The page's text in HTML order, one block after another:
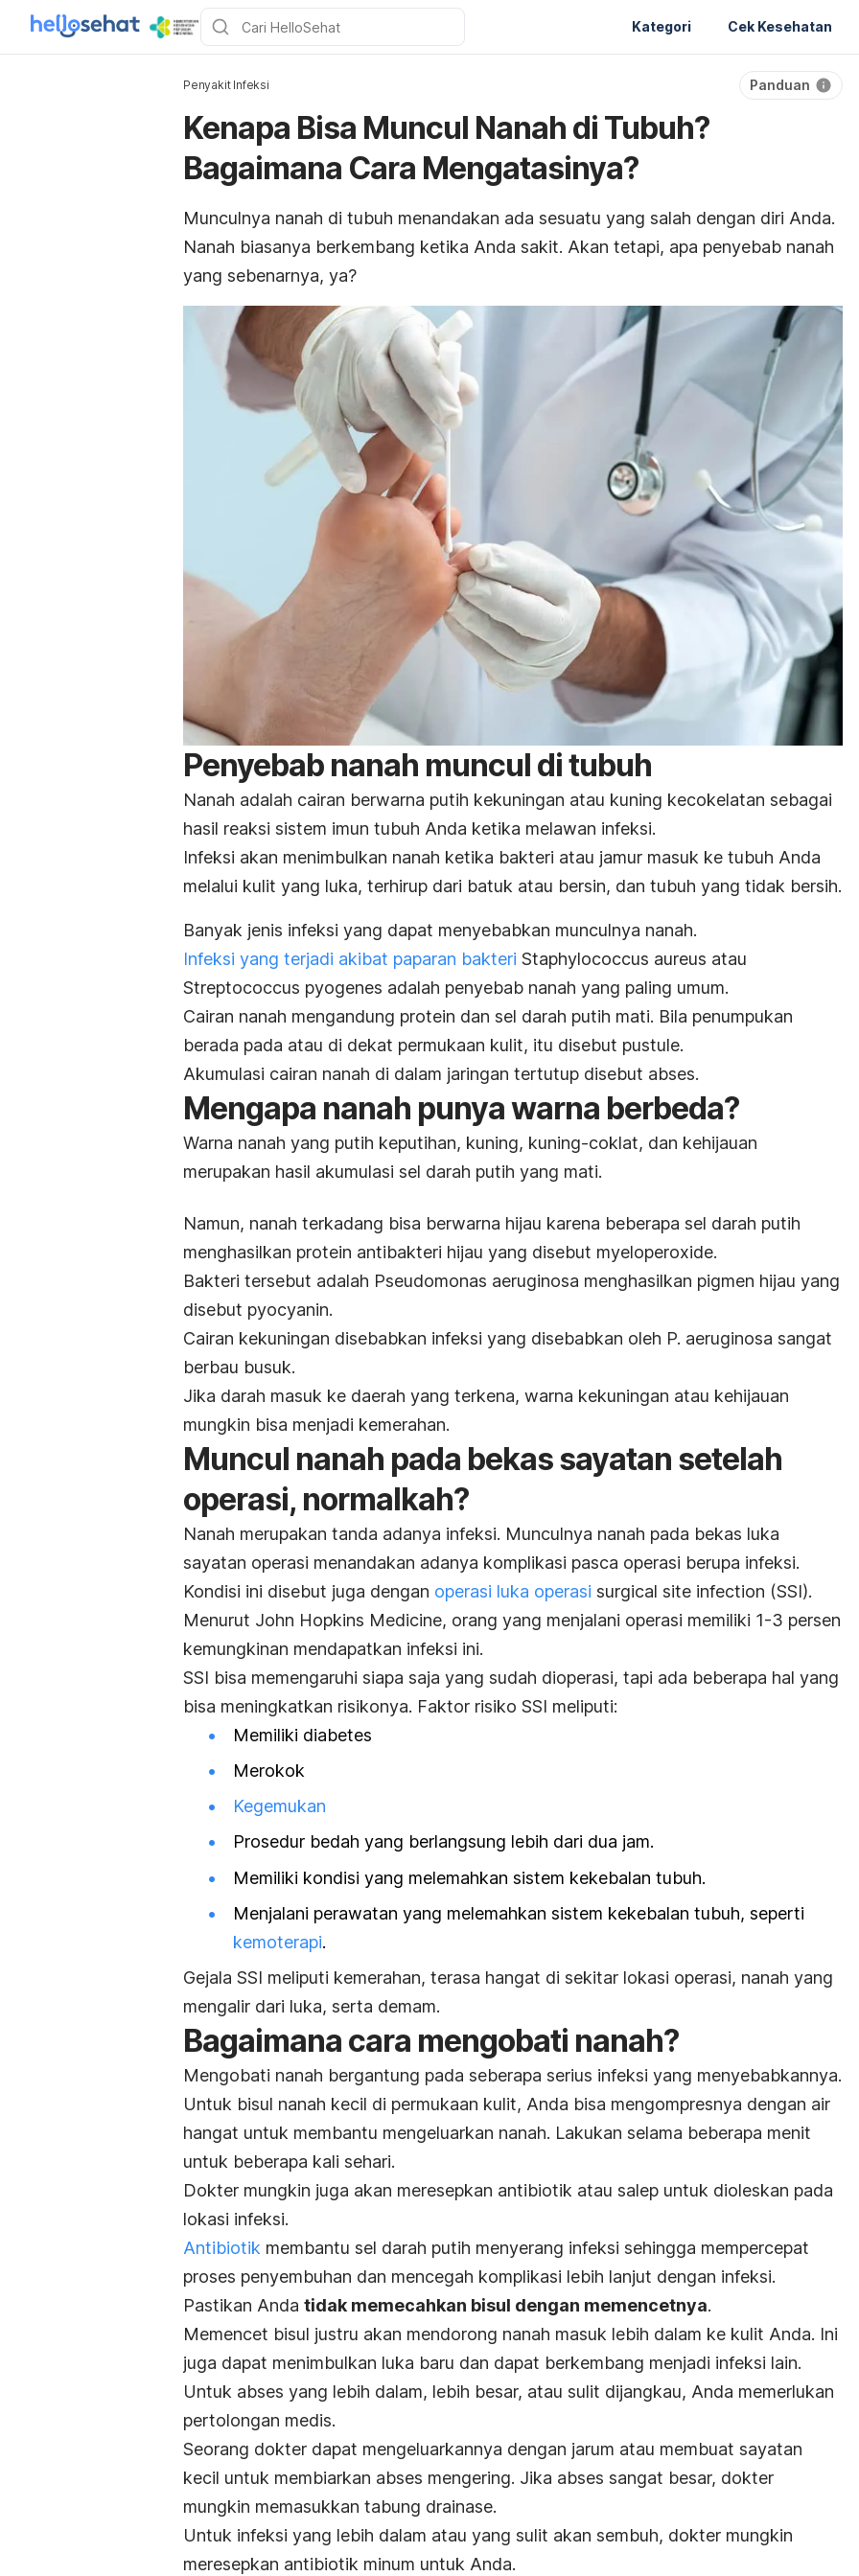
Kategori Cek Kesehatan
Penyakit Infeksi Panduan
Kenapa Bisa Muncul Nanah di Tubuh?
Bagaimana Cara Mengatasinya?
Munculnya nanah di tubuh menandakan ada sesuatu yang salah dengan diri Anda.
Nanah biasanya berkembang ketika Anda sakit. Akan tetapi, apa penyebab nanah
yang sebenarnya, ya?
Penyebab nanah muncul di tubuh
Nanah adalah cairan berwarna putih kekuningan atau kuning kecokelatan sebagai
hasil reaksi sistem imun tubuh Anda ketika melawan infeksi.
Infeksi akan menimbulkan nanah ketika bakteri atau jamur masuk ke tubuh Anda
melalui kulit yang luka, terhirup dari batuk atau bersin, dan tubuh yang tidak bersih.
Banyak jenis infeksi yang dapat menyebabkan munculnya nanah.
Infeksi yang terjadi akibat paparan bakteri Staphylococcus aureus atau
Streptococcus pyogenes adalah penyebab nanah yang paling umum.
Cairan nanah mengandung protein dan sel darah putih mati. Bila penumpukan
berada pada atau di dekat permukaan kulit, itu disebut pustule.
Akumulasi cairan nanah di dalam jaringan tertutup disebut abses.
Mengapa nanah punya warna berbeda?
Warna nanah yang putih keputihan, kuning, kuning-coklat, dan kehijauan
merupakan hasil akumulasi sel darah putih yang mati.
Namun, nanah terkadang bisa berwarna hijau karena beberapa sel darah putih
menghasilkan protein antibakteri hijau yang disebut myeloperoxide.
Bakteri tersebut adalah Pseudomonas aeruginosa menghasilkan pigmen hijau yang
disebut pyocyanin.
Cairan kekuningan disebabkan infeksi yang disebabkan oleh P. aeruginosa sangat
berbau busuk.
Jika darah masuk ke daerah yang terkena, warna kekuningan atau kehijauan
mungkin bisa menjadi kemerahan.
Muncul nanah pada bekas sayatan setelah
operasi, normalkah?
Nanah merupakan tanda adanya infeksi. Munculnya nanah pada bekas luka
sayatan operasi menandakan adanya komplikasi pasca operasi berupa infeksi.
Kondisi ini disebut juga dengan operasi luka operasi surgical site infection (SSI).
Menurut John Hopkins Medicine, orang yang menjalani operasi memiliki 1-3 persen
kemungkinan mendapatkan infeksi ini.
SSI bisa memengaruhi siapa saja yang sudah dioperasi, tapi ada beberapa hal yang
bisa meningkatkan risikonya. Faktor risiko SSI meliputi:
Memiliki diabetes
Merokok
Kegemukan
Prosedur bedah yang berlangsung lebih dari dua jam.
Memiliki kondisi yang melemahkan sistem kekebalan tubuh.
Menjalani perawatan yang melemahkan sistem kekebalan tubuh, seperti
kemoterapi.
Gejala SSI meliputi kemerahan, terasa hangat di sekitar lokasi operasi, nanah yang
mengalir dari luka, serta demam.
Bagaimana cara mengobati nanah?
Mengobati nanah bergantung pada seberapa serius infeksi yang menyebabkannya.
Untuk bisul nanah kecil di permukaan kulit, Anda bisa mengompresnya dengan air
hangat untuk membantu mengeluarkan nanah. Lakukan selama beberapa menit
untuk beberapa kali sehari.
Dokter mungkin juga akan meresepkan antibiotik atau salep untuk dioleskan pada
lokasi infeksi.
Antibiotik membantu sel darah putih menyerang infeksi sehingga mempercepat
proses penyembuhan dan mencegah komplikasi lebih lanjut dengan infeksi.
Pastikan Anda tidak memecahkan bisul dengan memencetnya.
Memencet bisul justru akan mendorong nanah masuk lebih dalam ke kulit Anda. Ini
juga dapat menimbulkan luka baru dan dapat berkembang menjadi infeksi lain.
Untuk abses yang lebih dalam, lebih besar, atau sulit dijangkau, Anda memerlukan
pertolongan medis.
Seorang dokter dapat mengeluarkannya dengan jarum atau membuat sayatan
kecil untuk membiarkan abses mengering. Jika abses sangat besar, dokter
mungkin memasukkan tabung drainase.
Untuk infeksi yang lebih dalam atau yang sulit akan sembuh, dokter mungkin
meresepkan antibiotik minum untuk Anda.